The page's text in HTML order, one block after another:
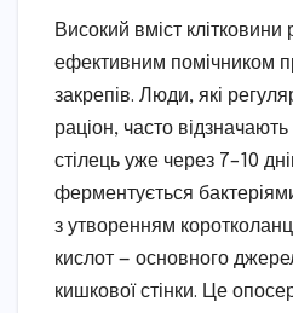
Високий вміст клітковини
ефективним помічником
закрепів. Люди, які
раціон, часто
стілець уже через 7–10
ферментується
з утворенням
кислот — основного
кишкової стінки. Це